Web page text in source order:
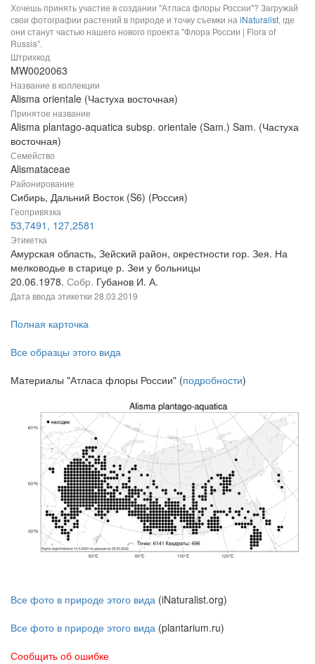
Хочешь принять участие в создании "Атласа флоры России"? Загружай
свои фотографии растений в природе и точку съемки на iNaturalist, где
они станут частью нашего нового проекта "Флора России | Flora of
Russia".
Штрихкод
MW0020063
Название в коллекции
Alisma orientale (Частуха восточная)
Принятое название
Alisma plantago-aquatica subsp. orientale (Sam.) Sam. (Частуха
восточная)
Семейство
Alismataceae
Районирование
Сибирь, Дальний Восток (S6) (Россия)
Геопривязка
53,7491, 127,2581
Этикетка
Амурская область, Зейский район, окрестности гор. Зея. На
мелководье в старице р. Зеи у больницы
20.06.1978. Собр. Губанов И. А.
Дата ввода этикетки 28.03.2019
Полная карточка
Все образцы этого вида
Материалы "Атласа флоры России" (подробности)
Все фото в природе этого вида (iNaturalist.org)
Все фото в природе этого вида (plantarium.ru)
Сообщить об ошибке